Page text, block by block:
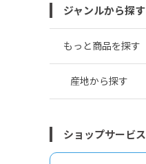
ジャンルから探す
もっと商品を探す
産地から探す
ショップサービス